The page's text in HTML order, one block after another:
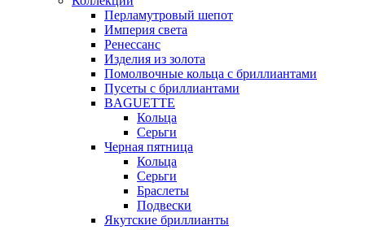
Перламутровый шепот
Империя света
Ренессанс
Изделия из золота
Помолвочные кольца с бриллиантами
Пусеты с бриллиантами
BAGUETTE
Кольца
Серьги
Черная пятница
Кольца
Серьги
Браслеты
Подвески
Якутские бриллианты